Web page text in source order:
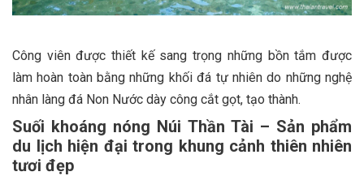
Công viên được thiết kế sang trọng những bồn tắm được
làm hoàn toàn bằng những khối đá tự nhiên do những nghệ
nhân làng đá Non Nước dày công cắt gọt, tạo thành.
Suối khoáng nóng Núi Thần Tài – Sản phẩm
du lịch hiện đại trong khung cảnh thiên nhiên
tươi đẹp